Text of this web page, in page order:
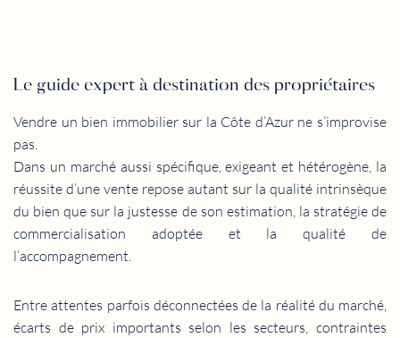
Le guide expert à destination des propriétaires
Vendre un bien immobilier sur la Côte d’Azur ne s’improvise
pas.
Dans un marché aussi spécifique, exigeant et hétérogène, la
réussite d’une vente repose autant sur la qualité intrinsèque
du bien que sur la justesse de son estimation, la stratégie de
commercialisation adoptée et la qualité de
l’accompagnement.
Entre attentes parfois déconnectées de la réalité du marché,
écarts de prix importants selon les secteurs, contraintes